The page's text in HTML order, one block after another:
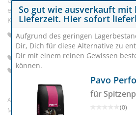
eine bedarfsgerechte Versorgung und
Krippenfutter eingesetzt werden.
Alleinfutter für Sportpferde mit
Nährstoffversorgung
Energieriche 10 mm Pellets mit
Flexible Fütterung für
Leistungsanforderungen
Artikelnr. 196739
Marke:
Höveler
So gut wie ausverkauft mit
Lieferzeit. Hier sofort
Aufgrund des geringen
Dir, Dich für diese Alternative zu
Dir mit einem reinen Gewissen
können.
Pavo
für
(0)